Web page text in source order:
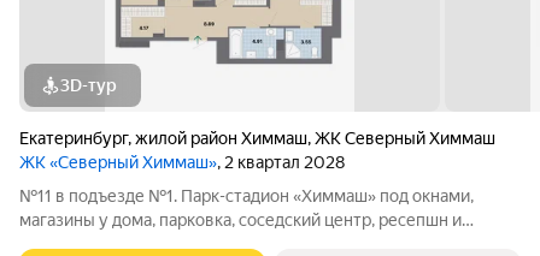
3D-тур
Екатеринбург,жилой район Химмаш,ЖК Северный Химмаш
ЖК «Северный Химмаш», 2 квартал 2028
№11 в подъезде №1. Парк-стадион «Химмаш» под окнами,
магазины у дома, парковка, соседский центр, ресепшн и